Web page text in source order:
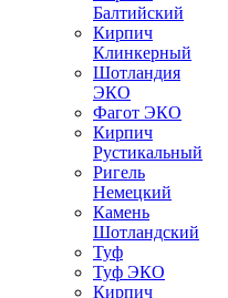
Балтийский
Кирпич
Клинкерный
Шотландия
ЭКО
Фагот ЭКО
Кирпич
Рустикальный
Ригель
Немецкий
Камень
Шотландский
Туф
Туф ЭКО
Кирпич